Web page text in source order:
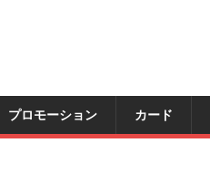
プロモーション カード